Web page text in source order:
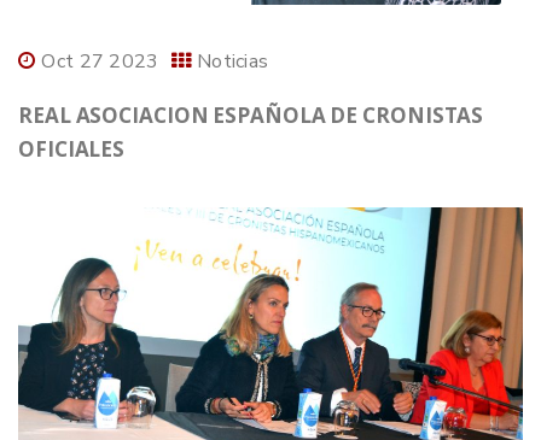
Oct 27 2023 Noticias
REAL ASOCIACION ESPAÑOLA DE CRONISTAS
OFICIALES